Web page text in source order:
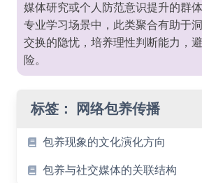
媒体研究或个人防范意识提升的群
专业学习场景中，此类聚合有助于
交换的隐忧，培养理性判断能力，
险。
标签： 网络包养传播
包养现象的文化演化方向
包养与社交媒体的关联结构